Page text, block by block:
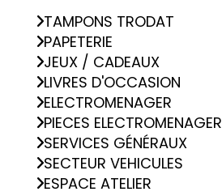
TAMPONS TRODAT
PAPETERIE
JEUX / CADEAUX
LIVRES D'OCCASION
ELECTROMENAGER
PIECES ELECTROMENAGER
SERVICES GÉNÉRAUX
SECTEUR VEHICULES
ESPACE ATELIER